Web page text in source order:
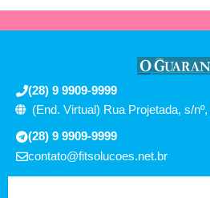
(28) 9 9909-9999
(End. Virtual) Rua Projetada, s/
(28) 9 9909-9999
contato@fitsolucoes.net.br